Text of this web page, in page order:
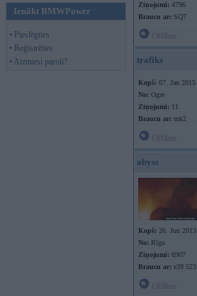
Ienākt BMWPower
• Pieslēgties
• Reģistrēties
• Aizmirsi paroli?
Ziņojumi: 4796
Braucu ar: SQ7
trafiks
Kopš: 07. Jan 2015
No: Ogre
Ziņojumi: 11
Braucu ar: mk2
abyss
Kopš: 26. Jun 2013
No: Rīga
Ziņojumi: 8907
Braucu ar: e39 523